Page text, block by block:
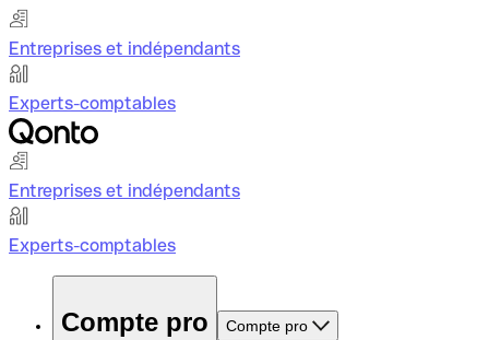
Entreprises et indépendants
Experts-comptables
Entreprises et indépendants
Experts-comptables
Compte pro Compte pro